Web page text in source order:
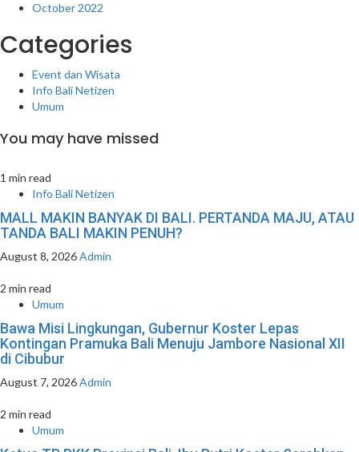
October 2022
Categories
Event dan Wisata
Info Bali Netizen
Umum
You may have missed
1 min read
Info Bali Netizen
MALL MAKIN BANYAK DI BALI. PERTANDA MAJU, ATAU
TANDA BALI MAKIN PENUH?
August 8, 2026Admin
2 min read
Umum
Bawa Misi Lingkungan, Gubernur Koster Lepas
Kontingan Pramuka Bali Menuju Jambore Nasional XII
di Cibubur
August 7, 2026Admin
2 min read
Umum